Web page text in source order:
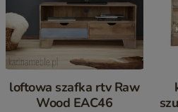
loftowa szafka rtv Raw
Wood EAC46